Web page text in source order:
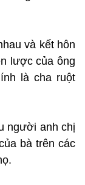
và kết hôn
lược của ông
là cha ruột
người anh chị
bà trên các